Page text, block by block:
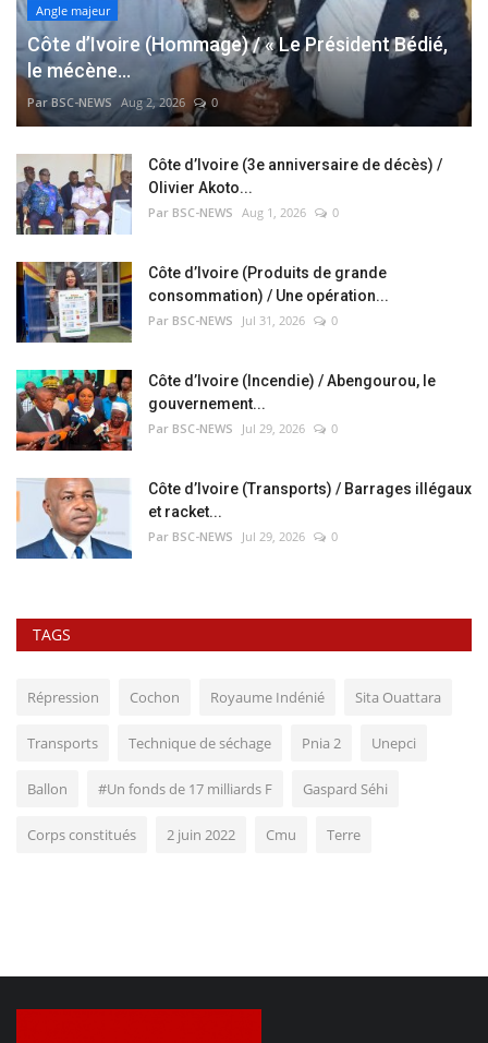
Angle majeur
Côte d’Ivoire (Hommage) / « Le Président Bédié,
le mécène...
Par BSC-NEWS Aug 2, 2026 0
Côte d’Ivoire (3e anniversaire de décès) /
Olivier Akoto...
Par BSC-NEWS Aug 1, 2026 0
Côte d’Ivoire (Produits de grande
consommation) / Une opération...
Par BSC-NEWS Jul 31, 2026 0
Côte d’Ivoire (Incendie) / Abengourou, le
gouvernement...
Par BSC-NEWS Jul 29, 2026 0
Côte d’Ivoire (Transports) / Barrages illégaux
et racket...
Par BSC-NEWS Jul 29, 2026 0
TAGS
Répression Cochon Royaume Indénié Sita Ouattara
Transports Technique de séchage Pnia 2 Unepci
Ballon #Un fonds de 17 milliards F Gaspard Séhi
Corps constitués 2 juin 2022 Cmu Terre